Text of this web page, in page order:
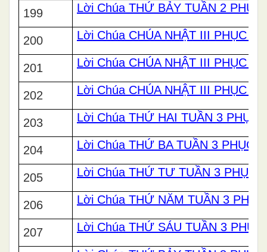
199 Lời Chúa THỨ BẢY TUẦN 2 PHỤC
200 Lời Chúa CHÚA NHẬT III PHỤC
201 Lời Chúa CHÚA NHẬT III PHỤC
202 Lời Chúa CHÚA NHẬT III PHỤC
203 Lời Chúa THỨ HAI TUẦN 3 PHỤC
204 Lời Chúa THỨ BA TUẦN 3 PHỤC
205 Lời Chúa THỨ TƯ TUẦN 3 PHỤC
206 Lời Chúa THỨ NĂM TUẦN 3
207 Lời Chúa THỨ SÁU TUẦN 3 PHỤC